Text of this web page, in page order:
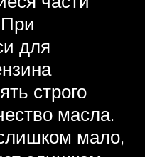
для
строго
масла.
мало,